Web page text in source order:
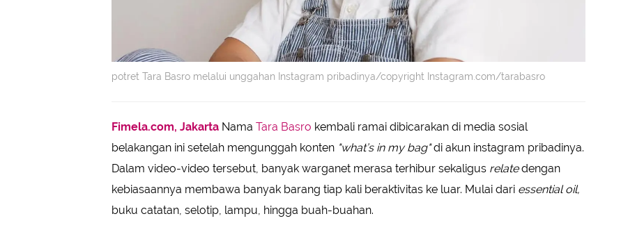
potret Tara Basro melalui unggahan Instagram pribadinya/copyright Instagram.com/tarabasro
Fimela.com, Jakarta Nama Tara Basro kembali ramai dibicarakan di media sosial
belakangan ini setelah mengunggah konten "what’s in my bag"di akun instagram pribadinya.
Dalam video-video tersebut, banyak warganet merasa terhibur sekaligus relatedengan
kebiasaannya membawa banyak barang tiap kali beraktivitas ke luar. Mulai dari essential oil,
buku catatan, selotip, lampu, hingga buah-buahan.